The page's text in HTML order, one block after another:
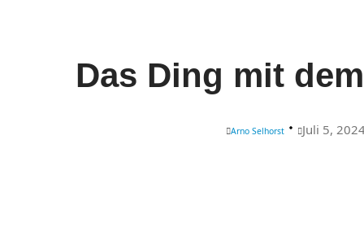
Das Ding mit
Arno Selhorst Juli 5,